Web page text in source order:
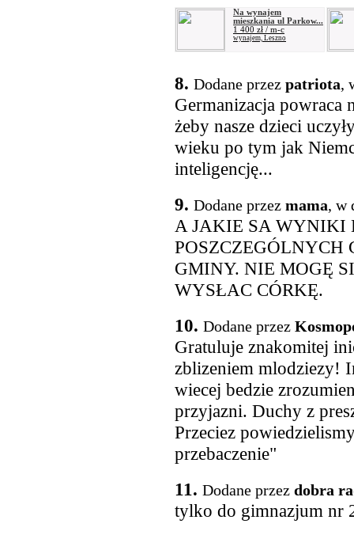
Na wynajem
mieszkania ul Parkow...
1 400 zł / m-c
wynajem, Leszno
8. Dodane przez patriota,
Germanizacja powraca
żeby nasze dzieci
wieku po tym jak
inteligencję...
9. Dodane przez mama, w
A JAKIE SA WYNIKI
POSZCZEGÓLNYCH
GMINY. NIE MOGĘ
WYSŁAC CÓRKĘ.
10. Dodane przez
Gratuluje znakomitej
zblizeniem mlodziezy!
wiecej bedzie
przyjazni. Duchy z
Przeciez
przebaczenie"
11. Dodane przez dobra
tylko do gimnazjum